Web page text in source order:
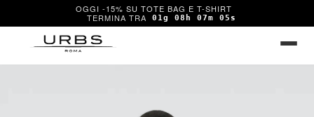
OGGI -15% SU TOTE BAG E T-SHIRT
01g 08h 07m 05s